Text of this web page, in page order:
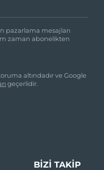
pazarlama mesajları
zaman abonelikten
altındadır ve Google
geçerlidir.
BIZI TAKIP